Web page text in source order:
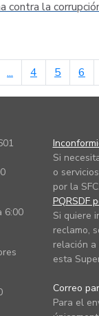
contra la
... 4 5 6
6:00
Si
o
por la SFC.
PQRSDF
Si quiere
reclamo,
relación
esta
Correo
Para el